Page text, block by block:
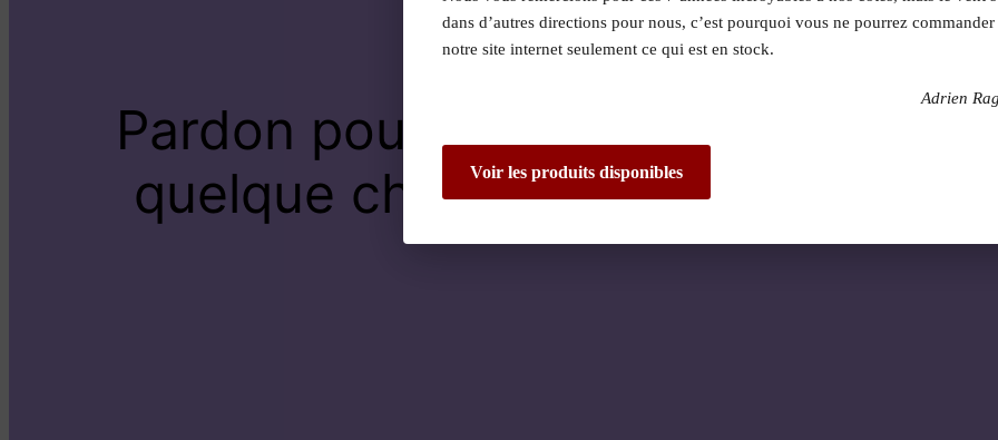
Pardon pour le dérangement !
quelque chose de fantastique –
dans d’autres directions pour nous, c’est pourquoi vous ne pourrez
notre site internet seulement ce qui est en stock.
Adrien
Voir les produits disponibles